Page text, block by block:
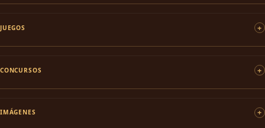
JUEGOS
CONCURSOS
IMÁGENES